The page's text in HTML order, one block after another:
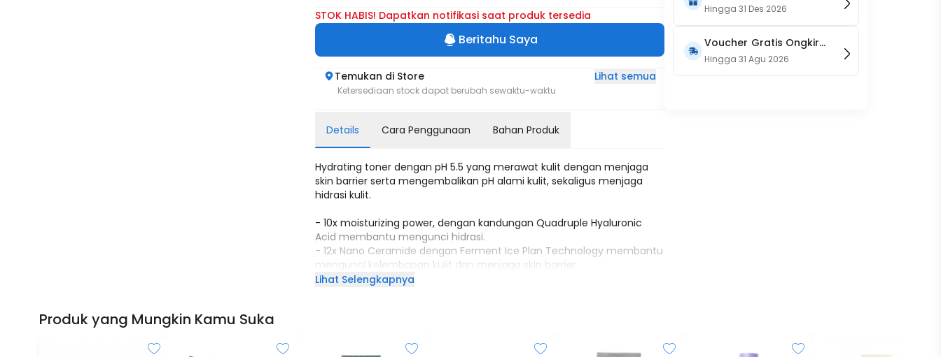
STOK HABIS! Dapatkan notifikasi saat produk tersedia
Beritahu Saya
Temukan di Store Lihat semua
Ketersediaan stock dapat berubah sewaktu-waktu
Details Cara Penggunaan Bahan Produk
Hydrating toner dengan pH 5.5 yang merawat kulit dengan menjaga
skin barrier serta mengembalikan pH alami kulit, sekaligus menjaga
hidrasi kulit.
- 10x moisturizing power, dengan kandungan Quadruple Hyaluronic
Acid membantu mengunci hidrasi.
- 12x Nano Ceramide dengan Ferment Ice Plan Technology membantu
mengunci kelembapan kulit dan menjaga skin barrier
- Diperkaya Cica yang terbukti mampu meredakan peradangan akibat
Lihat Selengkapnya
Hingga31 Des 2026
Voucher Gratis Ongkir
15RB (Only on Website)
Hingga31 Agu 2026
Produk yang Mungkin Kamu Suka